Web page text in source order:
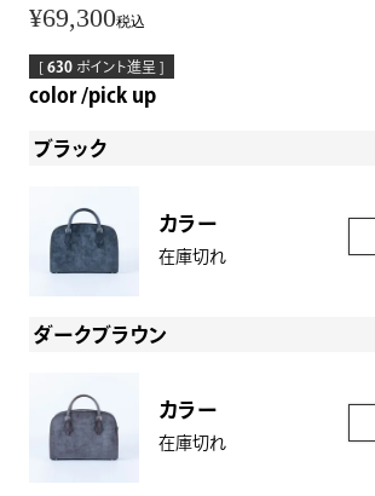
¥69,300税込
[ 630 ポイント進呈 ]
color pick up
ブラック
カラー
在庫切れ
ダークブラウン
カラー
在庫切れ